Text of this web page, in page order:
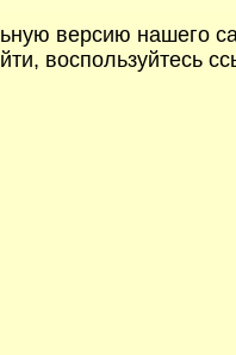
версию нашего
воспользуйтесь